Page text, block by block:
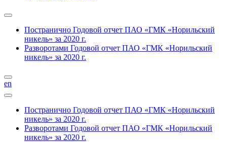
Постранично Годовой отчет ПАО «ГМК «Норильский
никель» за 2020 г.
Разворотами Годовой отчет ПАО «ГМК «Норильский
никель» за 2020 г.
en
Постранично Годовой отчет ПАО «ГМК «Норильский
никель» за 2020 г.
Разворотами Годовой отчет ПАО «ГМК «Норильский
никель» за 2020 г.